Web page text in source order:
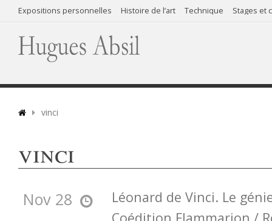
Expositions personnelles Histoire de l’art Technique Stages et
vinci
vinci
Nov 28
Léonard de Vinci. Le